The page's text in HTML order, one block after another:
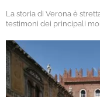
La storia di Verona è
testimoni dei principali